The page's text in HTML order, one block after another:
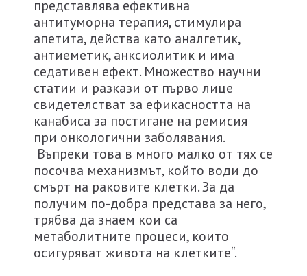
представлява ефективна
антитуморна терапия, стимулира
апетита, действа като аналгетик,
антиеметик, анксиолитик и има
седативен ефект. Множество научни
статии и разкази от първо лице
свидетелстват за ефикасността на
канабиса за постигане на ремисия
при онкологични заболявания.
Въпреки това в много малко от тях се
посочва механизмът, който води до
смърт на раковите клетки. За да
получим по-добра представа за него,
трябва да знаем кои са
метаболитните процеси, които
осигуряват живота на клетките“.